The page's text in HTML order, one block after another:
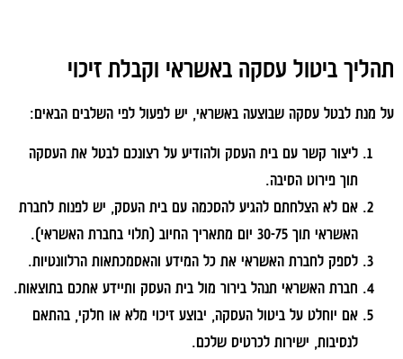
תהליך ביטול עסקה באשראי וקבלת זיכוי
על מנת לבטל עסקה שבוצעה באשראי, יש לפעול לפי השלבים הבאים:
ליצור קשר עם בית העסק ולהודיע על רצונכם לבטל את העסקה
תוך פירוט הסיבה.
אם לא הצלחתם להגיע להסכמה עם בית העסק, יש לפנות לחברת
האשראי תוך 30-75 יום מתאריך החיוב (תלוי בחברת האשראי).
לספק לחברת האשראי את כל המידע והאסמכתאות הרלוונטיות.
חברת האשראי תנהל בירור מול בית העסק ותיידע אתכם בתוצאות.
אם יוחלט על ביטול העסקה, יבוצע זיכוי מלא או חלקי, בהתאם
לנסיבות, ישירות לכרטיס שלכם.